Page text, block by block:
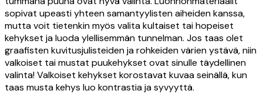
sopivat upeasti yhteen samantyylisten aiheiden kanssa,
mutta voit tietenkin myös valita kultaiset tai hopeiset
kehykset ja luoda ylellisemmän tunnelman. Jos taas olet
graafisten kuvitusjulisteiden ja rohkeiden värien ystävä, niin
valkoiset tai mustat puukehykset ovat sinulle täydellinen
valinta! Valkoiset kehykset korostavat kuvaa seinällä, kun
taas musta kehys luo kontrastia ja syvyyttä.